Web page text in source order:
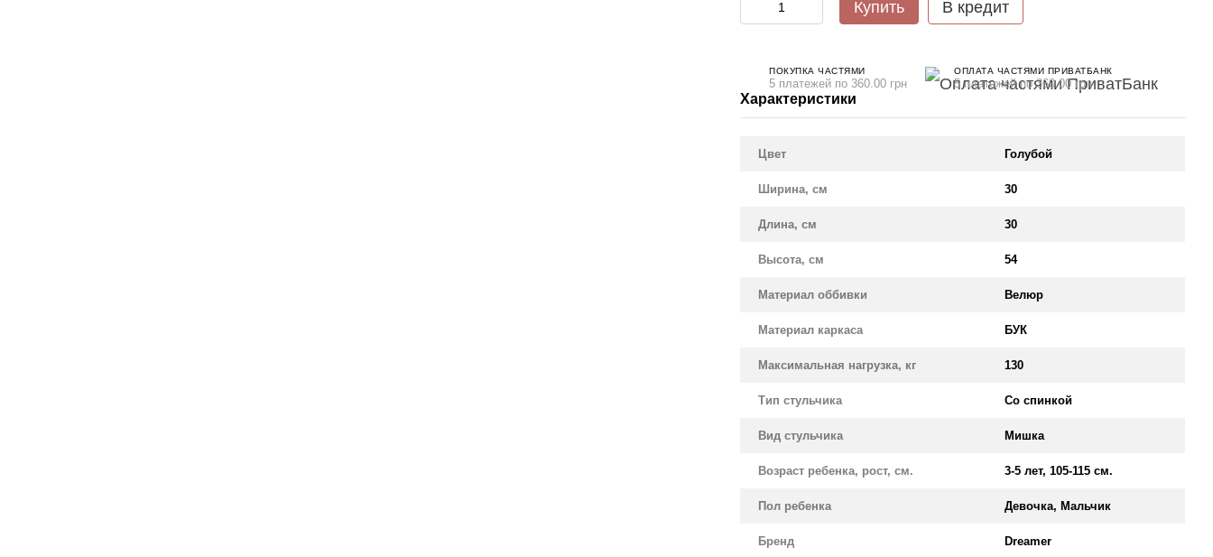
Купить В кредит
ПОКУПКА ЧАСТЯМИ
5 платежей по 360.00 грн
ОПЛАТА ЧАСТЯМИ ПРИВАТБАНК
5 платежей по 360.00 грн
Характеристики
Цвет Голубой
Ширина, см 30
Длина, см 30
Высота, см 54
Материал оббивки Велюр
Материал каркаса БУК
Максимальная нагрузка, кг 130
Тип стульчика Со спинкой
Вид стульчика Мишка
Возраст ребенка, рост, см. 3-5 лет, 105-115 см.
Пол ребенка Девочка, Мальчик
Бренд Dreamer